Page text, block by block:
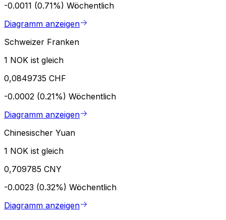
-0.0011 (0.71%) Wöchentlich
Diagramm anzeigen
Schweizer Franken
1 NOK ist gleich
0,0849735 CHF
-0.0002 (0.21%) Wöchentlich
Diagramm anzeigen
Chinesischer Yuan
1 NOK ist gleich
0,709785 CNY
-0.0023 (0.32%) Wöchentlich
Diagramm anzeigen